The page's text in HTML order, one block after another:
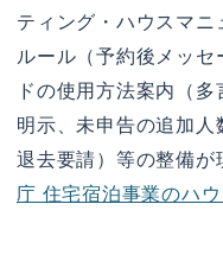
ティング・ハウスマ
ルール（予約後メッ
ドの使用方法案内（
明示、未申告の追加人
退去要請）等の整備
庁 住宅宿泊事業のハ